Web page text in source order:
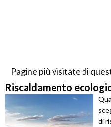
Pagine più visitate di
Riscaldamento
di